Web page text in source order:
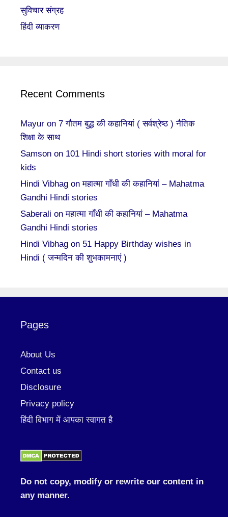
सुविचार संग्रह
हिंदी व्याकरण
Recent Comments
Mayur on 7 गौतम बुद्ध की कहानियां ( सर्वश्रेष्ठ ) नैतिक
शिक्षा के साथ
Samson on 101 Hindi short stories with moral for
kids
Hindi Vibhag onमहात्मा गाँधी की कहानियां – Mahatma
Gandhi Hindi stories
Saberali onमहात्मा गाँधी की कहानियां – Mahatma
Gandhi Hindi stories
Hindi Vibhag on 51 Happy Birthday wishes in
Hindi ( जन्मदिन की शुभकामनाएं )
Pages
About Us
Contact us
Disclosure
Privacy policy
हिंदी विभाग में आपका स्वागत है
Do not copy, modify or rewrite our content in
any manner.